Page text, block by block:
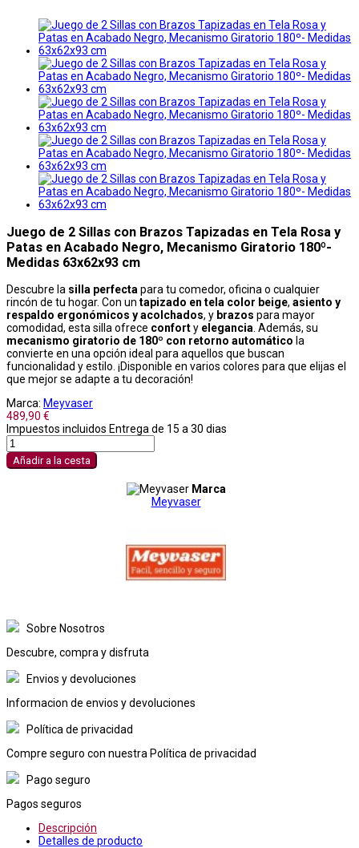
Juego de 2 Sillas con Brazos Tapizadas en Tela Rosa y
Patas en Acabado Negro, Mecanismo Giratorio 180º-
Medidas 63x62x93 cm
Descubre la silla perfecta para tu comedor, oficina o cualquier
rincón de tu hogar. Con un tapizado en tela color beige, asiento y
respaldo ergonómicos y acolchados, y brazos para mayor
comodidad, esta silla ofrece conforty elegancia . Además, su
mecanismo giratorio de 180º con retorno automático la
convierte en una opción ideal para aquellos que buscan
funcionalidad y estilo. ¡Disponible en varios colores para que elijas el
que mejor se adapte a tu decoración!
Marca: Meyvaser
489,90 €
Impuestos incluidos Entrega de 15 a 30 dias
Añadir a la cesta
Marca
Meyvaser
Sobre Nosotros
Descubre, compra y disfruta
Envios y devoluciones
Informacion de envios y devoluciones
Política de privacidad
Compre seguro con nuestra Política de privacidad
Pago seguro
Pagos seguros
Descripción
Detalles de producto